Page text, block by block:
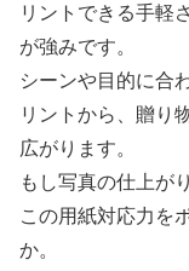
リントできる手軽
が強みです。
シーンや目的に合
リントから、贈り
広がります。
もし写真の仕上が
この用紙対応力を
か。